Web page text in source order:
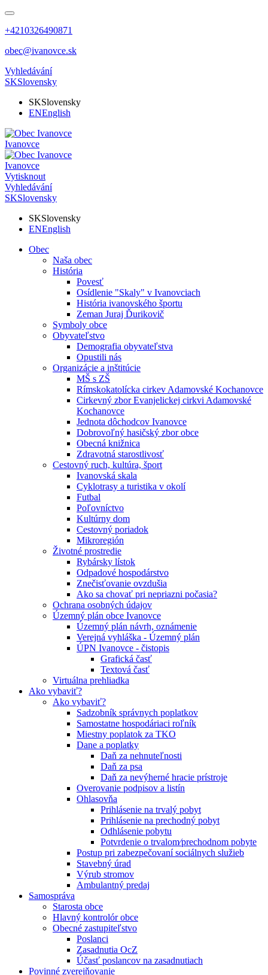
+4210326490871
obec@ivanovce.sk
Vyhledávání
SKSlovensky
SKSlovensky
ENEnglish
Ivanovce
Ivanovce
Vytisknout
Vyhledávání
SKSlovensky
SKSlovensky
ENEnglish
Obec
Naša obec
História
Povesť
Osídlenie "Skaly" v Ivanovciach
História ivanovského športu
Zeman Juraj Ďurikovič
Symboly obce
Obyvateľstvo
Demografia obyvateľstva
Opustili nás
Organizácie a inštitúcie
MŠ s ZŠ
Rímskokatolícka cirkev Adamovské Kochanovce
Cirkevný zbor Evanjelickej cirkvi Adamovské
Kochanovce
Jednota dôchodcov Ivanovce
Dobrovoľný hasičský zbor obce
Obecná knižnica
Zdravotná starostlivosť
Cestovný ruch, kultúra, šport
Ivanovská skala
Cyklotrasy a turistika v okolí
Futbal
Poľovníctvo
Kultúrny dom
Cestovný poriadok
Mikroregión
Životné prostredie
Rybársky lístok
Odpadové hospodárstvo
Znečisťovanie ovzdušia
Ako sa chovať pri nepriazni počasia?
Ochrana osobných údajov
Územný plán obce Ivanovce
Územný plán návrh, oznámenie
Verejná vyhláška - Územný plán
ÚPN Ivanovce - čistopis
Grafická časť
Textová časť
Virtuálna prehliadka
Ako vybaviť?
Ako vybaviť?
Sadzobník správnych poplatkov
Samostatne hospodáriaci roľník
Miestny poplatok za TKO
Dane a poplatky
Daň za nehnuteľnosti
Daň za psa
Daň za nevýherné hracie prístroje
Overovanie podpisov a listín
Ohlasovňa
Prihlásenie na trvalý pobyt
Prihlásenie na prechodný pobyt
Odhlásenie pobytu
Potvrdenie o trvalom⁄prechodnom pobyte
Postup pri zabezpečovaní sociálnych služieb
Stavebný úrad
Výrub stromov
Ambulantný predaj
Samospráva
Starosta obce
Hlavný kontrolór obce
Obecné zastupiteľstvo
Poslanci
Zasadnutia OcZ
Účasť poslancov na zasadnutiach
Povinné zverejňovanie